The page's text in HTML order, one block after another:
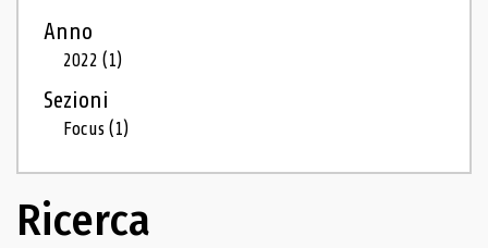
Anno
2022(1)
Sezioni
Focus(1)
Ricerca